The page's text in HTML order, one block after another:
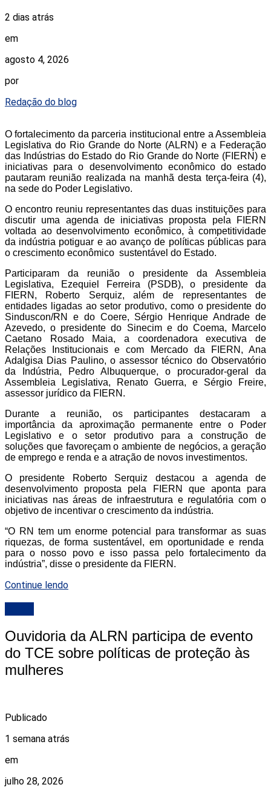
2 dias atrás
em
agosto 4, 2026
por
Redação do blog
O fortalecimento da parceria institucional entre a Assembleia
Legislativa do Rio Grande do Norte (ALRN) e a Federação
das Indústrias do Estado do Rio Grande do Norte (FIERN) e
iniciativas para o desenvolvimento econômico do estado
pautaram reunião realizada na manhã desta terça-feira (4),
na sede do Poder Legislativo.
O encontro reuniu representantes das duas instituições para
discutir uma agenda de iniciativas proposta pela FIERN
voltada ao desenvolvimento econômico, à competitividade
da indústria potiguar e ao avanço de políticas públicas para
o crescimento econômico sustentável do Estado.
Participaram da reunião o presidente da Assembleia
Legislativa, Ezequiel Ferreira (PSDB), o presidente da
FIERN, Roberto Serquiz, além de representantes de
entidades ligadas ao setor produtivo, como o presidente do
Sinduscon/RN e do Coere, Sérgio Henrique Andrade de
Azevedo, o presidente do Sinecim e do Coema, Marcelo
Caetano Rosado Maia, a coordenadora executiva de
Relações Institucionais e com Mercado da FIERN, Ana
Adalgisa Dias Paulino, o assessor técnico do Observatório
da Indústria, Pedro Albuquerque, o procurador-geral da
Assembleia Legislativa, Renato Guerra, e Sérgio Freire,
assessor jurídico da FIERN.
Durante a reunião, os participantes destacaram a
importância da aproximação permanente entre o Poder
Legislativo e o setor produtivo para a construção de
soluções que favoreçam o ambiente de negócios, a geração
de emprego e renda e a atração de novos investimentos.
O presidente Roberto Serquiz destacou a agenda de
desenvolvimento proposta pela FIERN que aponta para
iniciativas nas áreas de infraestrutura e regulatória com o
objetivo de incentivar o crescimento da indústria.
“O RN tem um enorme potencial para transformar as suas
riquezas, de forma sustentável, em oportunidade e renda
para o nosso povo e isso passa pelo fortalecimento da
indústria”, disse o presidente da FIERN.
Continue lendo
Ouvidoria da ALRN participa de evento
do TCE sobre políticas de proteção às
mulheres
Publicado
1 semana atrás
em
julho 28, 2026